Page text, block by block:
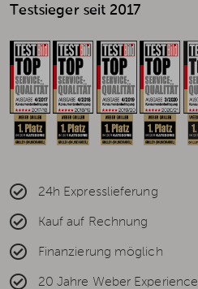
Testsieger seit 2017
24h Expresslieferung
Kauf auf Rechnung
Finanzierung möglich
20 Jahre Weber Experience